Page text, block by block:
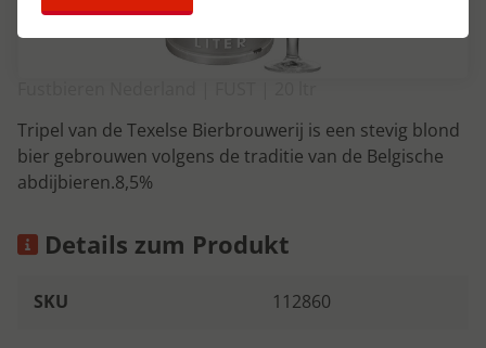
Tripel van de Texelse Bierbrouwerij is een stevig blond
bier gebrouwen volgens de traditie van de Belgische
abdijbieren.8,5%
Details zum Produkt
SKU 112860